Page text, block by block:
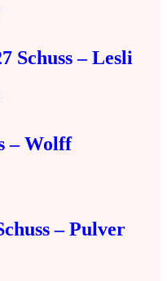
Schuss – Lesli
– Wolff
– Pulver